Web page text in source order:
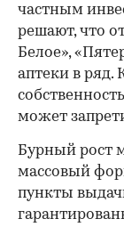
частным
решают, что
Белое»,
аптеки в ряд.
может
Бурный рост
массовый
пункты